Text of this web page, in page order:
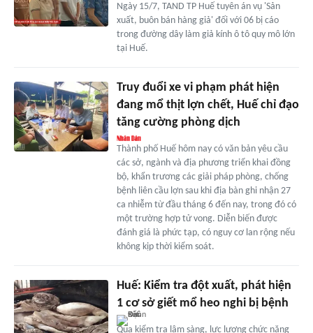
Ngày 15/7, TAND TP Huế tuyên án vụ 'Sản
xuất, buôn bán hàng giả' đối với 06 bị cáo
trong đường dây làm giả kính ô tô quy mô lớn
tại Huế.
Truy đuổi xe vi phạm phát hiện
đang mổ thịt lợn chết, Huế chỉ đạo
tăng cường phòng dịch
Thành phố Huế hôm nay có văn bản yêu cầu
các sở, ngành và địa phương triển khai đồng
bộ, khẩn trương các giải pháp phòng, chống
bệnh liên cầu lợn sau khi địa bàn ghi nhận 27
ca nhiễm từ đầu tháng 6 đến nay, trong đó có
một trường hợp tử vong. Diễn biến được
đánh giá là phức tạp, có nguy cơ lan rộng nếu
không kịp thời kiểm soát.
Huế: Kiểm tra đột xuất, phát hiện
1 cơ sở giết mổ heo nghi bị bệnh
Qua kiểm tra lâm sàng, lực lượng chức năng